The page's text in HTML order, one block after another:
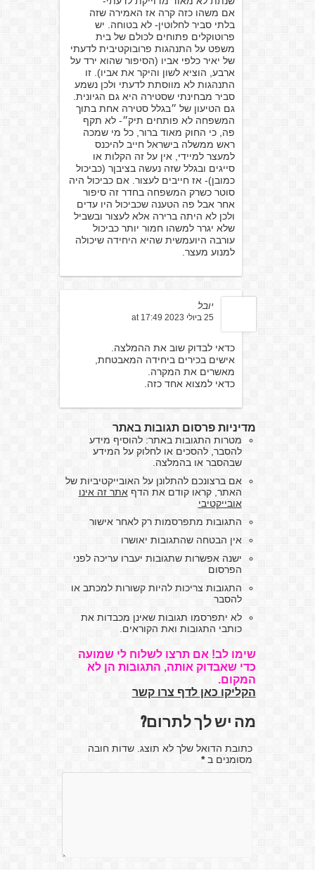
אם משהו כזה קרה אז האמירה שזה
בלתי סביר לחלוטין- לא בטוחה. יש
פרוטוקלים פתוחים לכולם של בית
משפט על התנהגות פרובוקטיבית לדעתי
של יאיר כלפי אביו (הסיפור שהוא ירד על
ארבע, הוציא לשון והיקר את אביו). זו
התנהגות לא מווסתת לדעתי ולכן נשמע
סביר מבחינתי שסטירה היא גם הגיונית.
גם הטיעון של ״בגלל סטירה אחת בתוך
המשפחה לא פותחים תיק״- לא תקף
פה, כי החוק מאוד ברור, כל מי שמכה
ראש ממשלה בישראל חייב להיכנס
למעצר למיידי, אין על זה הקלות או
סייגים ובגלל שזה נעשה בציבןר (כביכול
כמובן)- אז חייבים לעצור. אם כביכול היה
סוטר כשרק המשפחה בחדר זה סיפור
אחר אבל פה הטענה שכביכול היו עדים
ולכן לא היתה ברירה אלא לעצור ובשביל
שלא יגרר למשהו חמור יותר כביכול
עורבה היועמשית שהיא היחידה שיכולה
למנוע מעצר.
יובל
25 ביולי 2023 at 17:49
כדאי לבדוק שוב את ההמלצה.
אישים בכירים ביחידה המאבטחת,
מאשרים את המקרה.
כדאי למצוא אחד כזה.
מדיניות פרסום תגובות באתר
מטרות התגובות באתר: להוסיף מידע
להסבר, להסכים או לחלוק על המידע
שבהסבר או בהמלצה.
אם ברצונכם להתלונן על האובייקטיביות של
האתר, קראו קודם את הדף אתר זה אינו
אובייקטיבי
התגובות מתפרסמות רק לאחר אישור
אין הבטחה שהתגובות יאושרו
ישנה אפשרות שתגובות יעברו עריכה לפני
הפרסום
התגובות צריכות להיות קשורות למכתב או
להסבר
לא יתפרסמו תגובות שאינן מכבדות את
כותבי התגובות ואת הקוראים.
שימו לב! אם תרצו לשלוח לי שמועה
כדי שאבדוק אותה, התגובות הן לא
המקום.
הקליקו כאן לדף צרו קשר
מה יש לך לתרום?
כתובת הדואל שלך לא תוצג. שדות חובה
מסומנים ב*